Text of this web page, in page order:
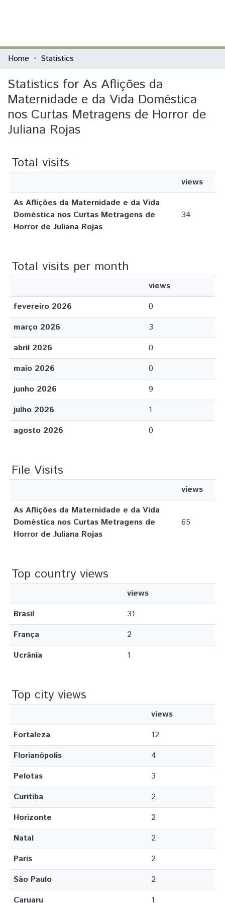
Communities & Collections
All of DSpace
Home Statistics
Statistics for As Aflições da
Maternidade e da Vida Doméstica
nos Curtas Metragens de Horror de
Juliana Rojas
Total visits
views
As Aflições da Maternidade e da Vida
Doméstica nos Curtas Metragens de
Horror de Juliana Rojas
34
Total visits per month
views
fevereiro 2026
0
março 2026
3
abril 2026
0
maio 2026
0
junho 2026
9
julho 2026
1
agosto 2026
0
File Visits
views
As Aflições da Maternidade e da Vida
Doméstica nos Curtas Metragens de
Horror de Juliana Rojas
65
Top country views
views
Brasil
31
França
2
Ucrânia
1
Top city views
views
Fortaleza
12
Florianópolis
4
Pelotas
3
Curitiba
2
Horizonte
2
Natal
2
Paris
2
São Paulo
2
Caruaru
1